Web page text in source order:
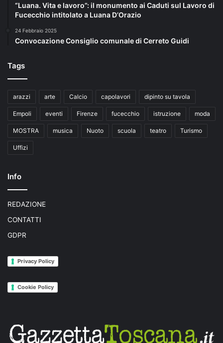
“Luana. Vita e lavoro”: il monumento ai Caduti sul Lavoro di
Fucecchio intitolato a Luana D’Orazio
24 Febbraio 2025
Convocazione Consiglio comunale di Cerreto Guidi
Tags
arazzi arte Calcio capolavori dipinto su tavola
Empoli eventi Firenze fucecchio istruzione moda
MOSTRA musica Nuoto scuola teatro Turismo
Uffizi
Info
REDAZIONE
CONTATTI
GDPR
Privacy Policy
Cookie Policy